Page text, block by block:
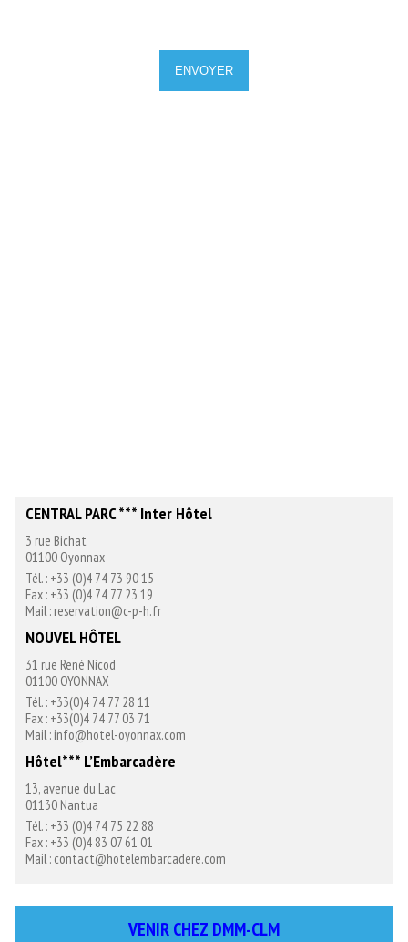
CENTRAL PARC *** Inter Hôtel
3 rue Bichat
01100 Oyonnax
Tél. : +33 (0)4 74 73 90 15
Fax : +33 (0)4 74 77 23 19
Mail : reservation@c-p-h.fr
NOUVEL HÔTEL
31 rue René Nicod
01100 OYONNAX
Tél. : +33(0)4 74 77 28 11
Fax : +33(0)4 74 77 03 71
Mail : info@hotel-oyonnax.com
Hôtel*** L’Embarcadère
13, avenue du Lac
01130 Nantua
Tél. : +33 (0)4 74 75 22 88
Fax : +33 (0)4 83 07 61 01
Mail : contact@hotelembarcadere.com
VENIR CHEZ DMM-CLM